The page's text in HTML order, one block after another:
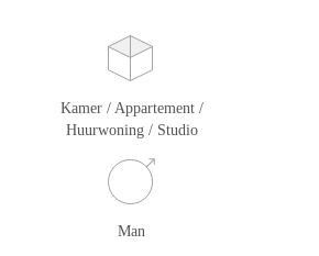
Kamer / Appartement /
Huurwoning / Studio
Man